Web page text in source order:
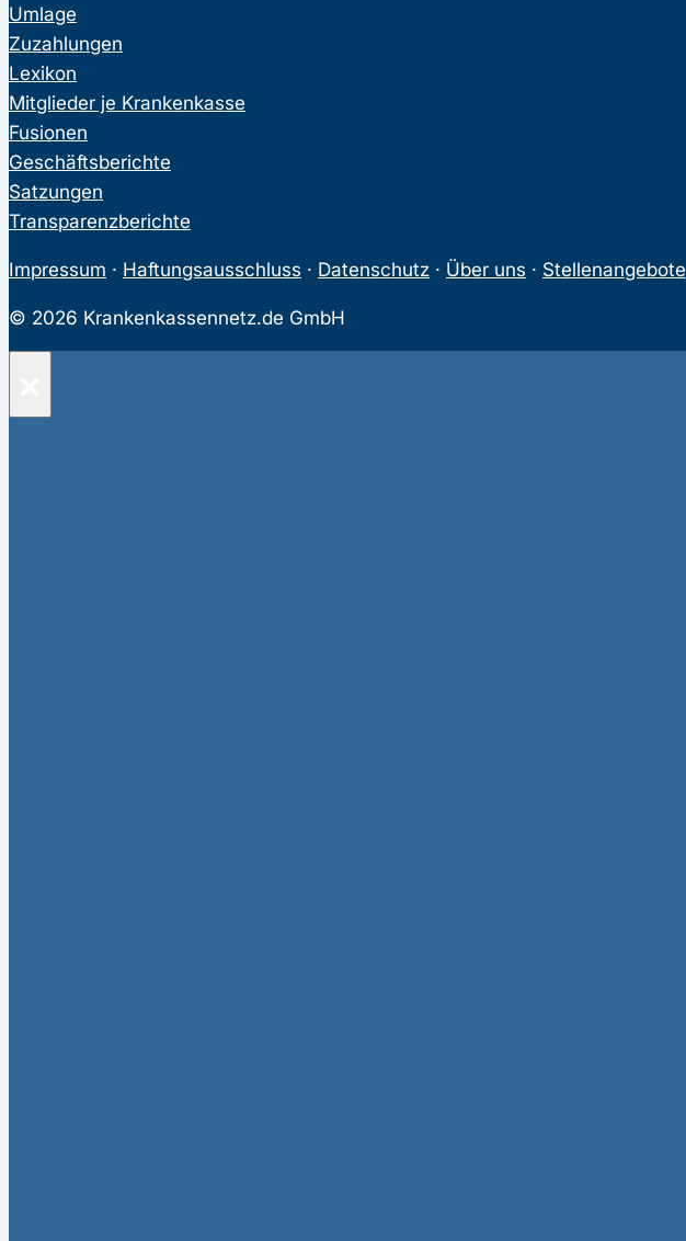
Umlage
Zuzahlungen
Lexikon
Mitglieder je Krankenkasse
Fusionen
Geschäftsberichte
Satzungen
Transparenzberichte
Impressum · Haftungsausschluss · Datenschutz · Über uns · Stellenangebote
© 2026 Krankenkassennetz.de GmbH